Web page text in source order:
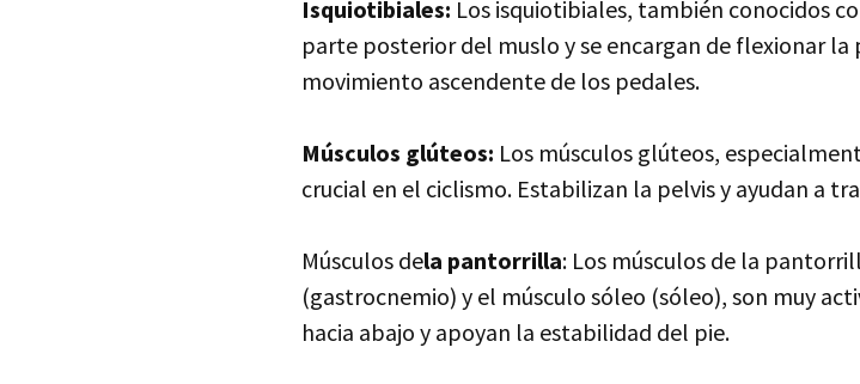
Isquiotibiales: Los isquiotibiales, también conocidos
parte posterior del muslo y se encargan de flexionar
movimiento ascendente de los pedales.
Músculos glúteos: Los músculos glúteos,
crucial en el ciclismo. Estabilizan la pelvis y ayudan a
Músculos dela pantorrilla: Los músculos de la
(gastrocnemio) y el músculo sóleo (sóleo), son muy
hacia abajo y apoyan la estabilidad del pie.